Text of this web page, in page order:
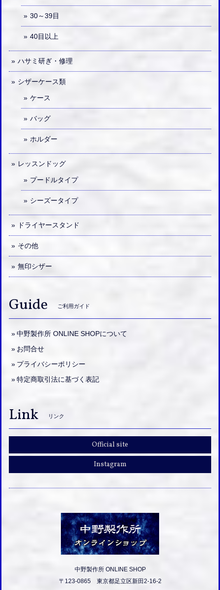
30～39目
40目以上
ハサミ研ぎ・修理
シザーケース類
ケース
バッグ
ホルダー
レッスンドッグ
プードルタイプ
シーズータイプ
ドライヤースタンド
その他
無印シザー
Guide ご利用ガイド
中野製作所 ONLINE SHOPについて
お問合せ
プライバシーポリシー
特定商取引法に基づく表記
Link リンク
Official site
Instagram
中野製作所 ONLINE SHOP
〒123-0865 東京都足立区新田2-16-2